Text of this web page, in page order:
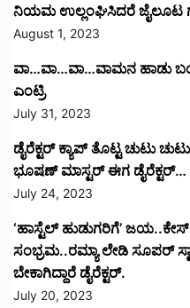
ನಿಯಮ ಉಲ್ಲಂಘಿಸಿದರೆ ಜೈಲೂಟ
August 1, 2023
ವಾ…ವಾ…ವಾ…ವಾಮನ ಹಾಡು
ಎಂಟ್ರಿ
July 31, 2023
ಡೈರೆಕ್ಟರ್ ಕ್ಯಾಪ್ ತೊಟ್ಟ ಚುಟು
ಭೂಷಣ್ ಮಾಸ್ಟರ್ ಈಗ ಡೈರೆಕ್ಟರ್…
July 24, 2023
‘ಹಾಸ್ಟೆಲ್ ಹುಡುಗರಿಗೆ’
ಸಂಭ್ರಮ..ರಮ್ಯಾ ಲೇಡಿ ಸೂಪರ್
ಬೇಕಾಗಿದ್ದಾರೆ ಡೈರೆಕ್ಟರ್.
July 20, 2023